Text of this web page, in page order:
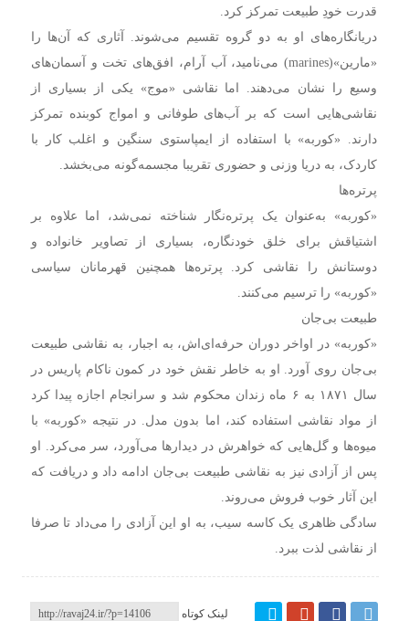
قدرت خودِ طبیعت تمرکز کرد.
دریانگاره‌های او به دو گروه تقسیم می‌شوند. آثاری که آن‌ها را
«مارین»(marines) می‌نامید، آب آرام، افق‌های تخت و آسمان‌های
وسیع را نشان می‌دهند. اما نقاشی «موج» یکی از بسیاری از
نقاشی‌هایی است که بر آب‌های طوفانی و امواج کوبنده تمرکز
دارند. «کوربه» با استفاده از ایمپاستوی سنگین و اغلب کار با
کاردک، به دریا وزنی و حضوری تقریبا مجسمه‌گونه می‌بخشد.
پرتره‌ها
«کوربه» به‌عنوان یک پرتره‌نگار شناخته نمی‌شد، اما علاوه بر
اشتیاقش برای خلق خودنگاره، بسیاری از تصاویر خانواده و
دوستانش را نقاشی کرد. پرتره‌ها همچنین قهرمانان سیاسی
«کوربه» را ترسیم می‌کنند.
طبیعت بی‌جان
«کوربه» در اواخر دوران حرفه‌ای‌اش، به اجبار، به نقاشی طبیعت
بی‌جان روی آورد. او به خاطر نقش خود در کمون ناکام پاریس در
سال ۱۸۷۱ به ۶ ماه زندان محکوم شد و سرانجام اجازه پیدا کرد
از مواد نقاشی استفاده کند، اما بدون مدل. در نتیجه «کوربه»‌ با
میوه‌ها و گل‌هایی که خواهرش در دیدارها می‌آورد، سر می‌کرد. او
پس از آزادی نیز به نقاشی طبیعت بی‌جان ادامه داد و دریافت که
این آثار خوب فروش می‌روند.
سادگی ظاهری یک کاسه سیب، به او این آزادی را می‌داد تا صرفا
از نقاشی لذت ببرد.
لینک کوتاه